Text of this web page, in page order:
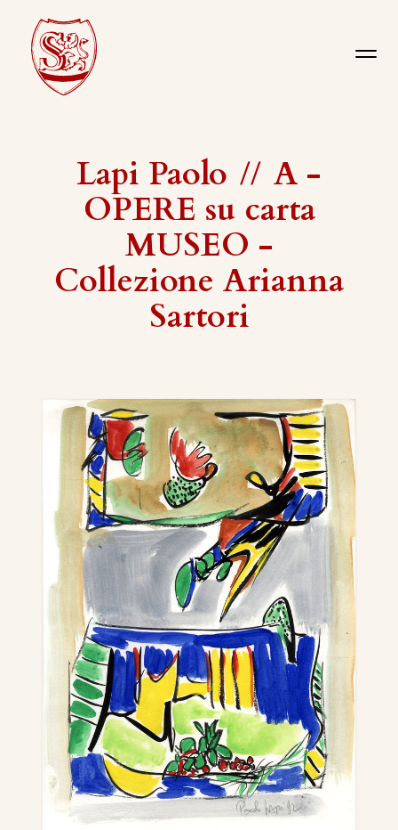
Lapi Paolo // A -
OPERE su carta
MUSEO -
Collezione Arianna
Sartori